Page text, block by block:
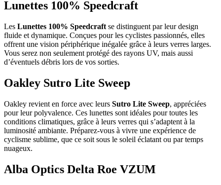
Lunettes 100% Speedcraft
Les Lunettes 100% Speedcraft se distinguent par leur design
fluide et dynamique. Conçues pour les cyclistes passionnés, elles
offrent une vision périphérique inégalée grâce à leurs verres larges.
Vous serez non seulement protégé des rayons UV, mais aussi
d’éventuels débris lors de vos sorties.
Oakley Sutro Lite Sweep
Oakley revient en force avec leurs Sutro Lite Sweep, appréciées
pour leur polyvalence. Ces lunettes sont idéales pour toutes les
conditions climatiques, grâce à leurs verres qui s’adaptent à la
luminosité ambiante. Préparez-vous à vivre une expérience de
cyclisme sublime, que ce soit sous le soleil éclatant ou par temps
nuageux.
Alba Optics Delta Roe VZUM